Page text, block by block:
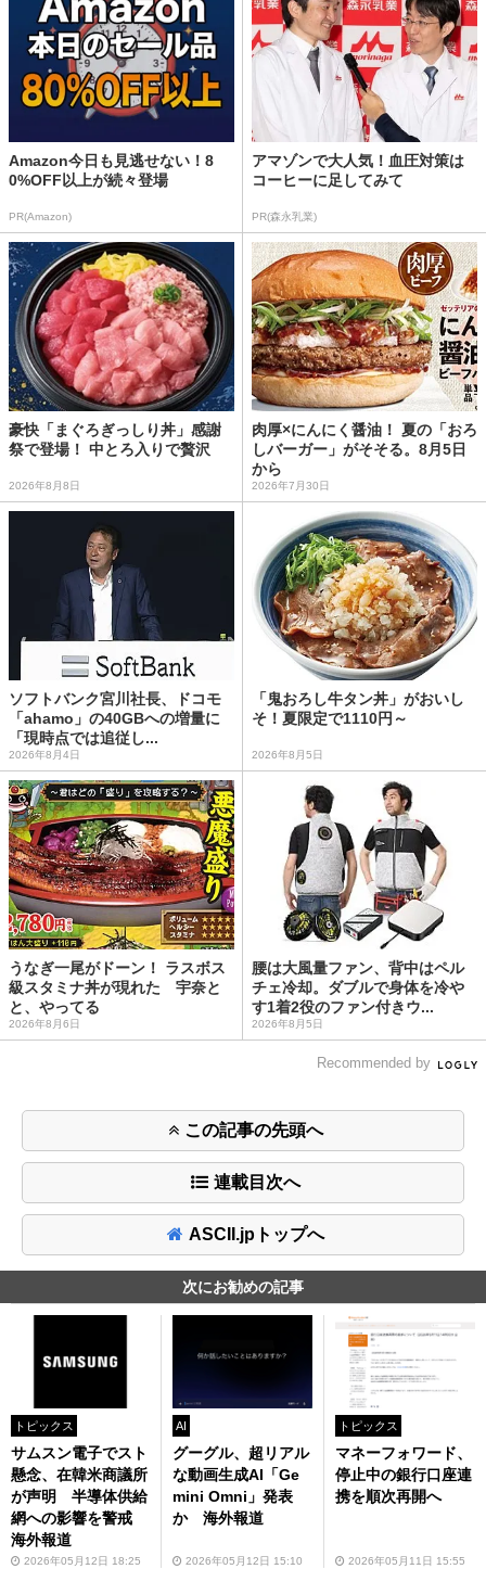
Amazon今日も見逃せない！8
0%OFF以上が続々登場
PR(Amazon)
アマゾンで大人気！血圧対策は
コーヒーに足してみて
PR(森永乳業)
豪快「まぐろぎっしり丼」感謝
祭で登場！ 中とろ入りで贅沢
2026年8月8日
肉厚×にんにく醤油！ 夏の「おろ
しバーガー」がそそる。8月5日
から
2026年7月30日
ソフトバンク宮川社長、ドコモ
「ahamo」の40GBへの増量に
「現時点では追従し...
2026年8月4日
「鬼おろし牛タン丼」がおいし
そ！夏限定で1110円～
2026年8月5日
うなぎ一尾がドーン！ ラスボス
級スタミナ丼が現れた 宇奈と
と、やってる
2026年8月6日
腰は大風量ファン、背中はペル
チェ冷却。ダブルで身体を冷や
す1着2役のファン付きウ...
2026年8月5日
Recommended by
この記事の先頭へ
連載目次へ
ASCII.jpトップへ
次にお勧めの記事
トピックス
サムスン電子でスト
懸念、在韓米商議所
が声明 半導体供給
網への影響を警戒
海外報道
2026年05月12日 18:25
AI
グーグル、超リアル
な動画生成AI「Ge
mini Omni」発表
か 海外報道
2026年05月12日 15:10
トピックス
マネーフォワード、
停止中の銀行口座連
携を順次再開へ
2026年05月11日 15:55